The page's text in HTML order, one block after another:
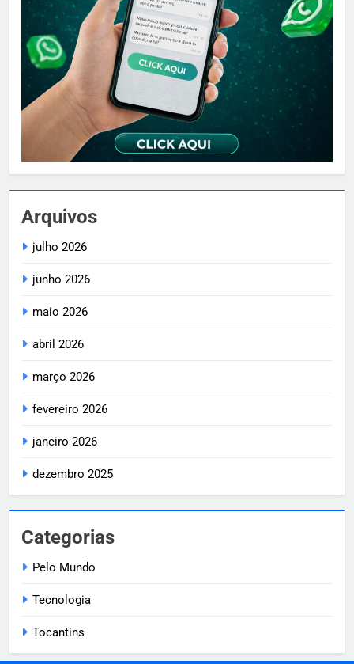
Arquivos
julho 2026
junho 2026
maio 2026
abril 2026
março 2026
fevereiro 2026
janeiro 2026
dezembro 2025
Categorias
Pelo Mundo
Tecnologia
Tocantins